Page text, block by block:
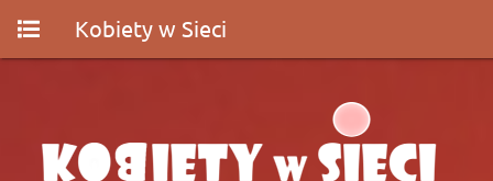
Kobiety w Sieci